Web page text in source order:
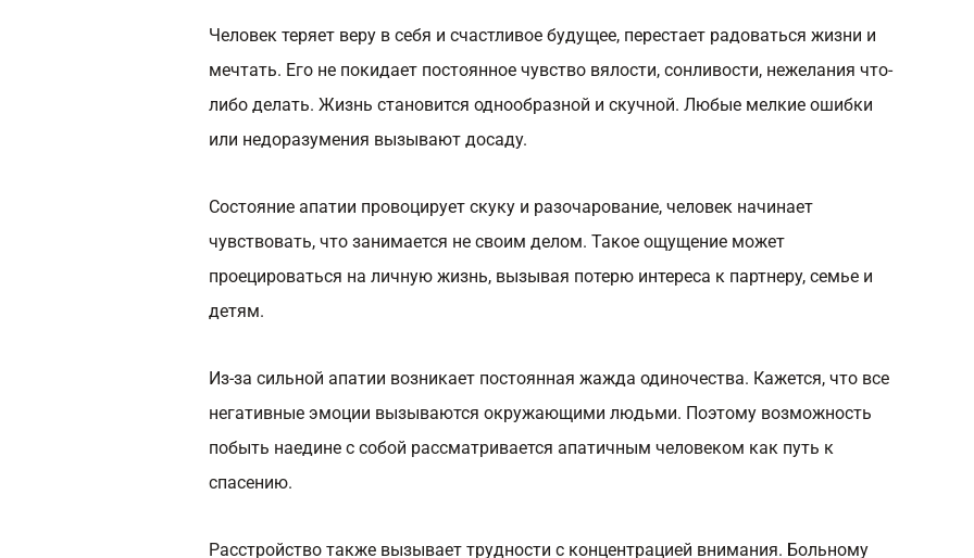
Человек теряет веру в себя и счастливое будущее, перестает радоваться жизни и
мечтать. Его не покидает постоянное чувство вялости, сонливости, нежелания что-
либо делать. Жизнь становится однообразной и скучной. Любые мелкие ошибки
или недоразумения вызывают досаду.
Состояние апатии провоцирует скуку и разочарование, человек начинает
чувствовать, что занимается не своим делом. Такое ощущение может
проецироваться на личную жизнь, вызывая потерю интереса к партнеру, семье и
детям.
Из-за сильной апатии возникает постоянная жажда одиночества. Кажется, что все
негативные эмоции вызываются окружающими людьми. Поэтому возможность
побыть наедине с собой рассматривается апатичным человеком как путь к
спасению.
Расстройство также вызывает трудности с концентрацией внимания. Больному